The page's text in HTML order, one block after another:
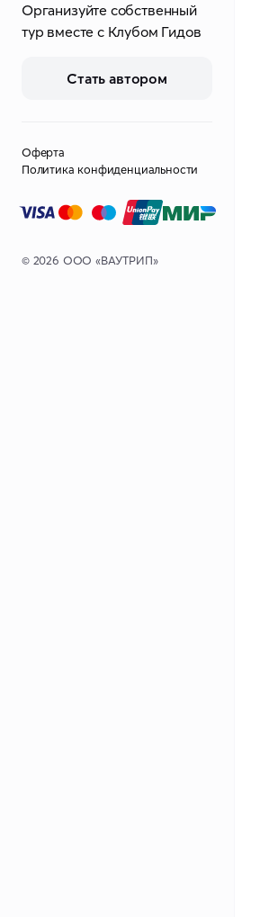
Организуйте собственный
тур вместе с Клубом Гидов
Стать автором
Оферта
Политика конфиденциальности
© 2026 ООО «ВАУТРИП»